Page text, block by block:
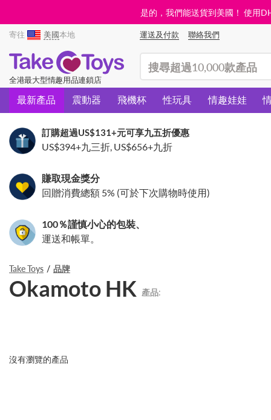
是的，我們能送貨到美國！ 使用
寄往 美國本地 運送及付款 聯絡我們
全港最大型情趣用品連鎖店
最新產品 震動器 飛機杯 性玩具 情趣娃娃
訂購超過US$131+元可享九五折優惠
US$394+九三折, US$656+九折
賺取現金獎分
回贈消費總額 5% (可於下次購物時使用)
100％謹慎小心的包裝、
運送和帳單。
Take Toys 品牌
Okamoto HK 產品:
沒有瀏覽的產品